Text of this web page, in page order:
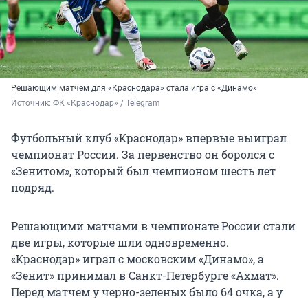
Решающим матчем для «Краснодара» стала игра с «Динамо»
Источник: ФК «Краснодар» / Telegram
Футбольный клуб «Краснодар» впервые выиграл
чемпионат России. За первенство он боролся с
«Зенитом», который был чемпионом шесть лет
подряд.
Решающими матчами в чемпионате России стали
две игры, которые шли одновременно.
«Краснодар» играл с московским «Динамо», а
«Зенит» принимал в Санкт-Петербурге «Ахмат».
Перед матчем у черно-зеленых было 64 очка, а у